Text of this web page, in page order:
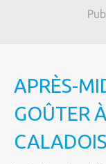
APRÈS-
GOÛTER